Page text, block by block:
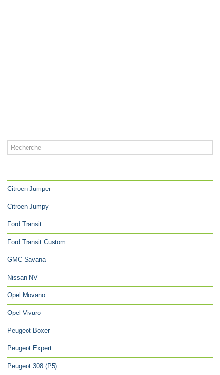
Citroen Jumper
Citroen Jumpy
Ford Transit
Ford Transit Custom
GMC Savana
Nissan NV
Opel Movano
Opel Vivaro
Peugeot Boxer
Peugeot Expert
Peugeot 308 (P5)